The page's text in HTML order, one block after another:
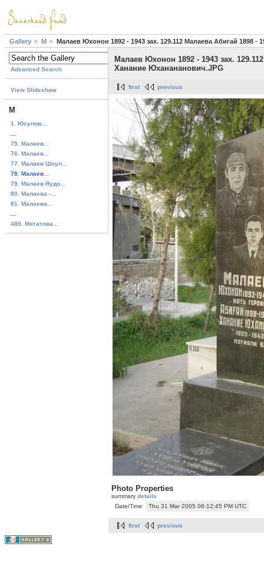
Gallery М Малаев Юхонон 1892 - 1943 зах. 129.112 Малаева Абигай 1898
Advanced Search
View Slideshow
М
1. Юсупов...
75. Малаев...
76. Малаев...
77. Малаев Шоул...
78. Малаев...
79. Малаев Яудо...
80. Малаева -...
81. Малаева...
489. Мятатова...
Малаев Юхонон 1892 - 1943 зах.
Ханание Юханананович.JPG
first previous
Photo Properties
summary details
Date/Time
Thu 31 Mar 2005 06:12:45 PM UTC
first previous